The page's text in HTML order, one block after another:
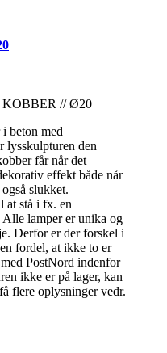
// Ø20
beton med
den
får når det
effekt både når
slukket.
at stå i fx. en
lamper er unika og
Derfor er der forskel i
fordel, at ikke to er
PostNord indenfor
ikke er på lager, kan
flere oplysninger vedr.